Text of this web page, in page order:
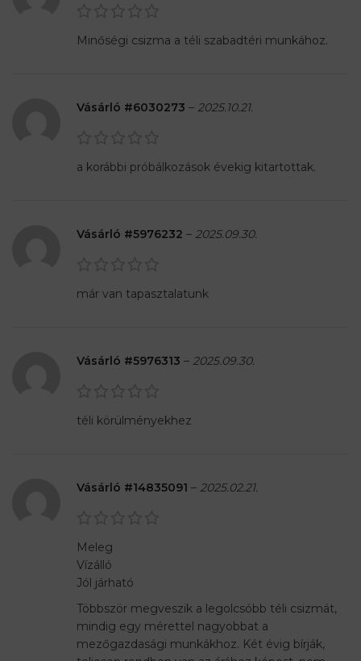
Minőségi csizma a téli szabadtéri munkához.
Vásárló #6030273 – 2025.10.21.
a korábbi próbálkozások évekig kitartottak.
Vásárló #5976232 – 2025.09.30.
már van tapasztalatunk
Vásárló #5976313 – 2025.09.30.
téli körülményekhez
Vásárló #14835091 – 2025.02.21.
Meleg
Vízálló
Jól járható
Többször megveszik a legolcsóbb téli csizmát,
mindig egy mérettel nagyobbat a
mezőgazdasági munkákhoz. Két évig bírják,